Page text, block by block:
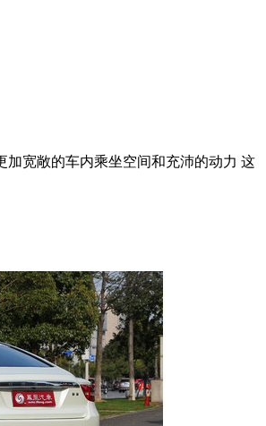
宽敞的车内乘坐空间和充沛的动力 这